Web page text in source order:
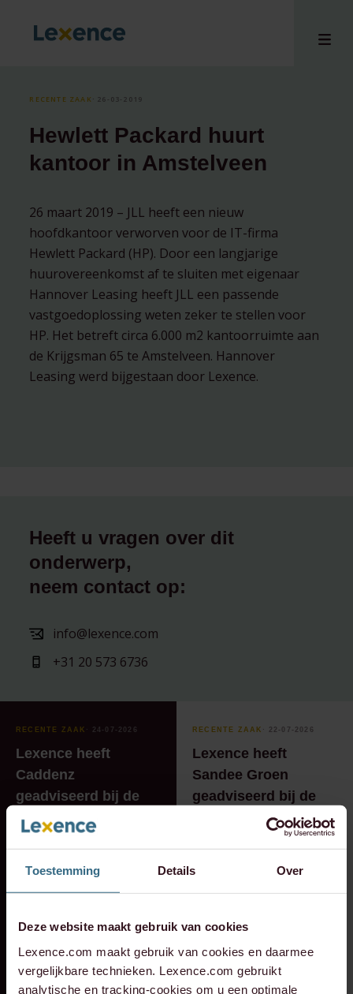
Toestemming Details Over
Deze website maakt gebruik van cookies
Lexence.com maakt gebruik van cookies en daarmee
vergelijkbare technieken. Lexence.com gebruikt
analytische en tracking-cookies om u een optimale
bij
RECENTE ZAAK⸱ 26-03-2019
Hewlett Packard huurt
kantoor in Amstelveen
26 maart 2019 – JLL heeft een nieuw
hoofdkantoor verworven voor de IT-firma
Hewlett Packard (HP). Door een langjarige
huurovereenkomst af te sluiten met eigenaar
Hannover Leasing heeft JLL een passende
vastgoedoplossing weten zeker te stellen voor
HP. Het betreft circa 6.000 m2 kantoorruimte aan
de Krijgsman 65 te Amstelveen. Hannover
Leasing werd bijgestaan door Lexence.
Heeft u vragen over dit
onderwerp,
neem contact op:
info@lexence.com
+31 20 573 6736
RECENTE ZAAK ⸱ 24-07-2026
Lexence heeft
Caddenz
geadviseerd bij de
overname van
Verkeer Service Zuid-
RECENTE ZAAK ⸱ 22-07-2026
Lexence heeft
Sandee Groen
geadviseerd bij de
toetreding van
Scheybeeck als